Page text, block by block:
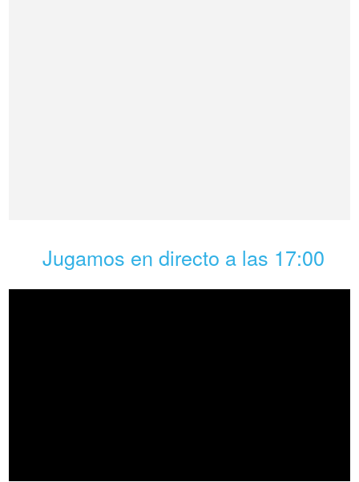
Jugamos en directo a las 17:00